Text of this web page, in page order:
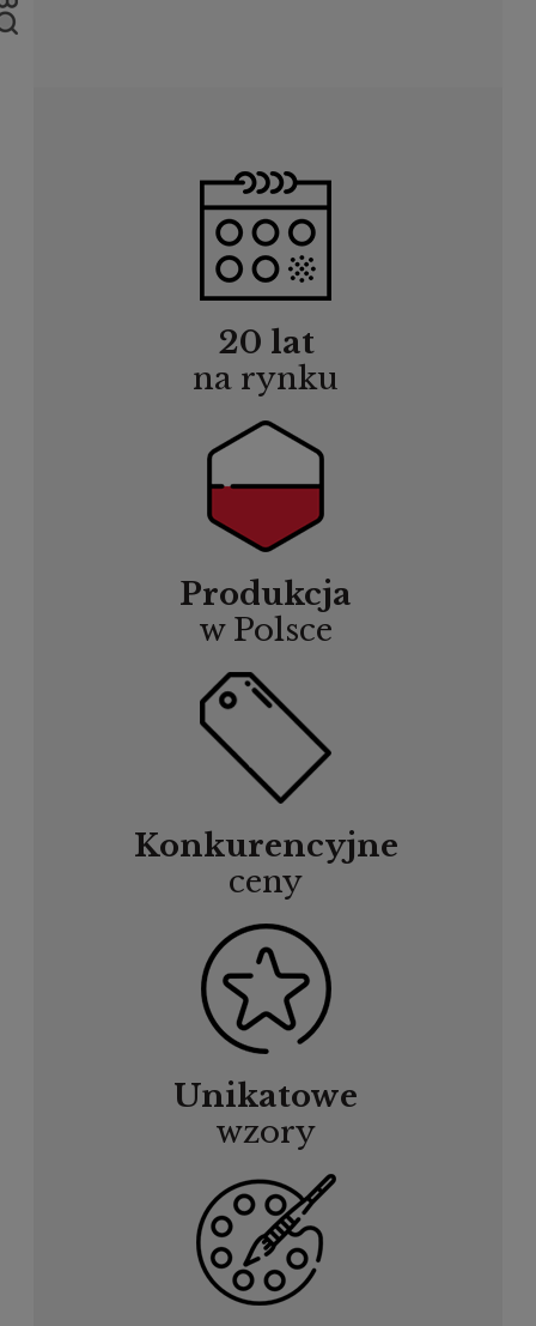
20 lat
na rynku
Produkcja
w Polsce
Konkurencyjne
ceny
Unikatowe
wzory